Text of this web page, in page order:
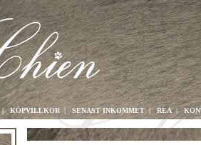
|KÖPVILLKOR | SENAST INKOMMET|REA|